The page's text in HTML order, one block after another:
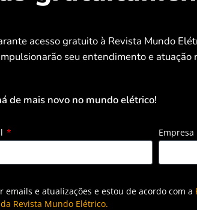
de aplicação
isto é, desde a placa de geração de
de geração fotovoltaica e as string
desse ponto, os cabos entre as
Os cabos são na cor vermelha para o
acesso gratuito à Revista Mundo
seu entendimento e atuação
de mais novo no mundo elétrico!
Empresa
emails e atualizações e estou de acordo com a
Revista Mundo Elétrico.